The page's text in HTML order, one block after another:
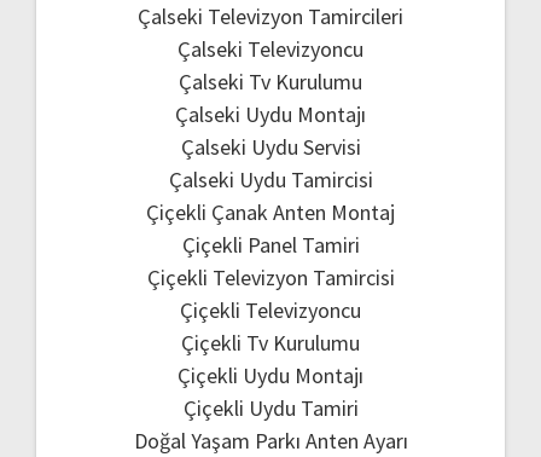
Çalseki Televizyon Tamircileri
Çalseki Televizyoncu
Çalseki Tv Kurulumu
Çalseki Uydu Montajı
Çalseki Uydu Servisi
Çalseki Uydu Tamircisi
Çiçekli Çanak Anten Montaj
Çiçekli Panel Tamiri
Çiçekli Televizyon Tamircisi
Çiçekli Televizyoncu
Çiçekli Tv Kurulumu
Çiçekli Uydu Montajı
Çiçekli Uydu Tamiri
Doğal Yaşam Parkı Anten Ayarı